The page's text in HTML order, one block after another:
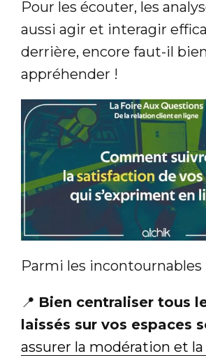
Pour les écouter, les
aussi agir et interagir
derrière, encore faut-il
appréhender !
Parmi les incontournables
📍 Bien centraliser tous
laissés sur vos espaces
assurer la modération et